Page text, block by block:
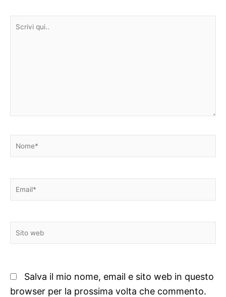
Scrivi
Nome*
Email*
Sito
web
Salva il mio nome, email e sito web in questo
browser per la prossima volta che commento.